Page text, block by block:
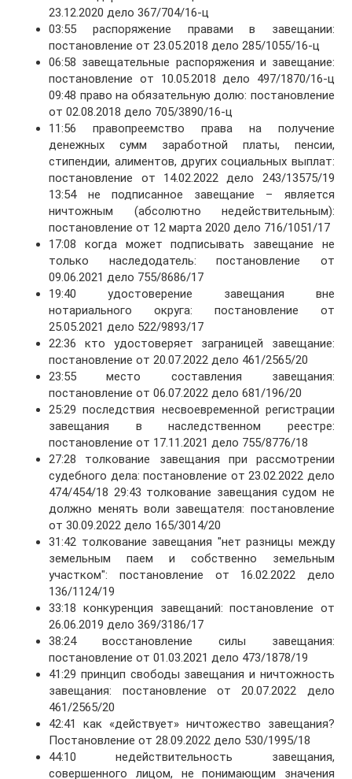
23.12.2020 дело 367/704/16-ц
03:55 распоряжение правами в завещании:
постановление от 23.05.2018 дело 285/1055/16-ц
06:58 завещательные распоряжения и завещание:
постановление от 10.05.2018 дело 497/1870/16-ц
09:48 право на обязательную долю: постановление
от 02.08.2018 дело 705/3890/16-ц
11:56 правопреемство права на получение
денежных сумм заработной платы, пенсии,
стипендии, алиментов, других социальных выплат:
постановление от 14.02.2022 дело 243/13575/19
13:54 не подписанное завещание – является
ничтожным (абсолютно недействительным):
постановление от 12 марта 2020 дело 716/1051/17
17:08 когда может подписывать завещание не
только наследодатель: постановление от
09.06.2021 дело 755/8686/17
19:40 удостоверение завещания вне
нотариального округа: постановление от
25.05.2021 дело 522/9893/17
22:36 кто удостоверяет заграницей завещание:
постановление от 20.07.2022 дело 461/2565/20
23:55 место составления завещания:
постановление от 06.07.2022 дело 681/196/20
25:29 последствия несвоевременной регистрации
завещания в наследственном реестре:
постановление от 17.11.2021 дело 755/8776/18
27:28 толкование завещания при рассмотрении
судебного дела: постановление от 23.02.2022 дело
474/454/18 29:43 толкование завещания судом не
должно менять воли завещателя: постановление
от 30.09.2022 дело 165/3014/20
31:42 толкование завещания "нет разницы между
земельным паем и собственно земельным
участком": постановление от 16.02.2022 дело
136/1124/19
33:18 конкуренция завещаний: постановление от
26.06.2019 дело 369/3186/17
38:24 восстановление силы завещания:
постановление от 01.03.2021 дело 473/1878/19
41:29 принцип свободы завещания и ничтожность
завещания: постановление от 20.07.2022 дело
461/2565/20
42:41 как «действует» ничтожество завещания?
Постановление от 28.09.2022 дело 530/1995/18
44:10 недействительность завещания,
совершенного лицом, не понимающим значения